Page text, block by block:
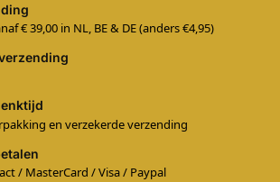
€ 39,00 in NL, BE & DE (anders €4,95)
en verzekerde verzending
/ MasterCard / Visa / Paypal